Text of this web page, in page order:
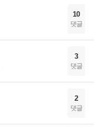
10
댓글
3
댓글
2
댓글